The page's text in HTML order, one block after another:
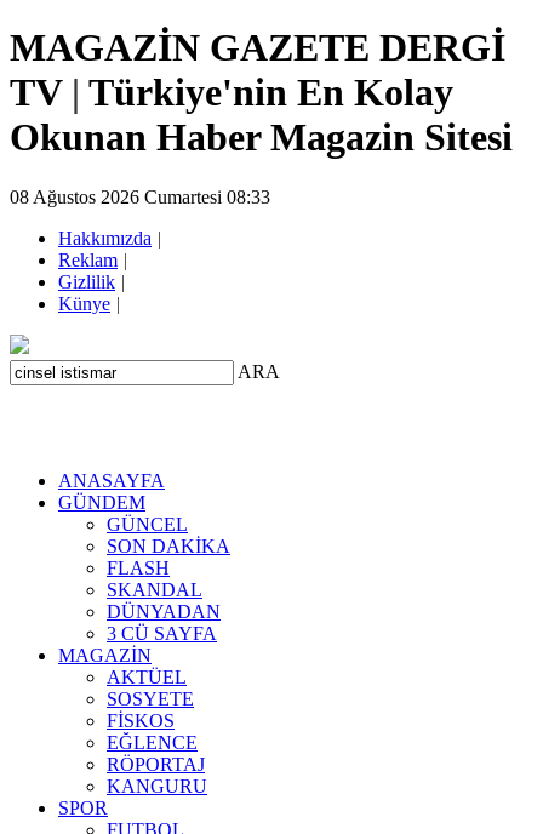
MAGAZİN GAZETE DERGİ
TV | Türkiye'nin En Kolay
Okunan Haber Magazin Sitesi
08 Ağustos 2026 Cumartesi 08:33
Hakkımızda |
Reklam |
Gizlilik |
Künye |
ARA
ANASAYFA
GÜNDEM
GÜNCEL
SON DAKİKA
FLASH
SKANDAL
DÜNYADAN
3 CÜ SAYFA
MAGAZİN
AKTÜEL
SOSYETE
FİSKOS
EĞLENCE
RÖPORTAJ
KANGURU
SPOR
FUTBOL